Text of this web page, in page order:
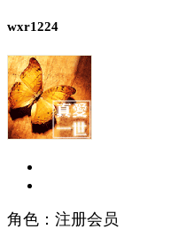
wxr1224
角色：注册会员